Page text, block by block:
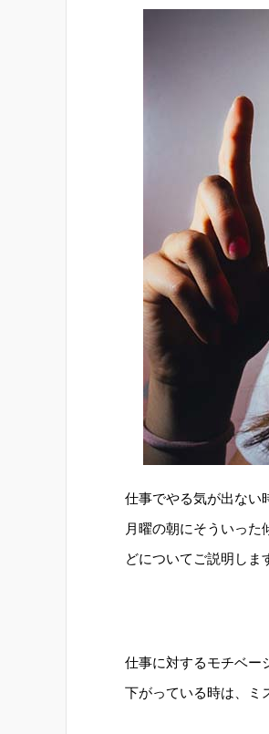
仕事でやる気が出ない
月曜の朝にそういっ
どについてご説明しま
仕事に対するモチベー
下がっている時は、ミ